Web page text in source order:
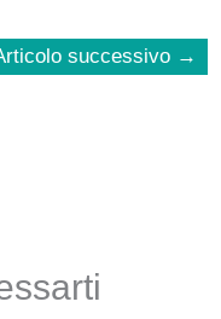
successivo →